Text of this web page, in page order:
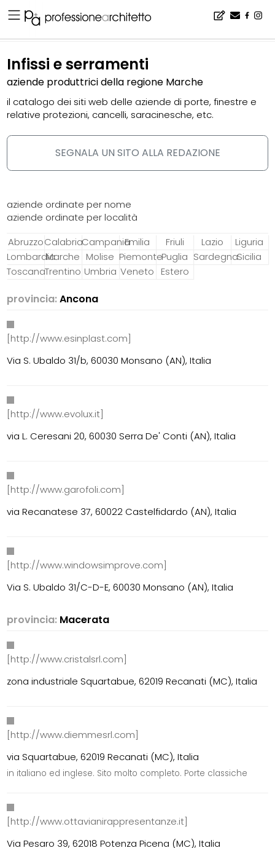
Infissi e serramenti
aziende produttrici della regione Marche
il catalogo dei siti web delle aziende di porte, finestre e
relative protezioni, cancelli, saracinesche, etc.
SEGNALA UN SITO ALLA REDAZIONE
aziende ordinate per nome
aziende ordinate per località
AbruzzoCalabriaCampaniaEmilia Friuli Lazio
Liguria
LombardiaMarche Molise PiemontePuglia SardegnaSicilia
ToscanaTrentino Umbria Veneto Estero
provincia:Ancona
[http://www.esinplast.com]
Via S. Ubaldo 31/b, 60030 Monsano (AN), Italia
[http://www.evolux.it]
via L. Ceresani 20, 60030 Serra De' Conti (AN), Italia
[http://www.garofoli.com]
via Recanatese 37, 60022 Castelfidardo (AN), Italia
[http://www.windowsimprove.com]
Via S. Ubaldo 31/C-D-E, 60030 Monsano (AN), Italia
provincia: Macerata
[http://www.cristalsrl.com]
zona industriale Squartabue, 62019 Recanati (MC), Italia
[http://www.diemmesrl.com]
via Squartabue, 62019 Recanati (MC), Italia
in italiano ed inglese. Sito molto completo. Porte classiche
[http://www.ottavianirappresentanze.it]
Via Pesaro 39, 62018 Potenza Picena (MC), Italia